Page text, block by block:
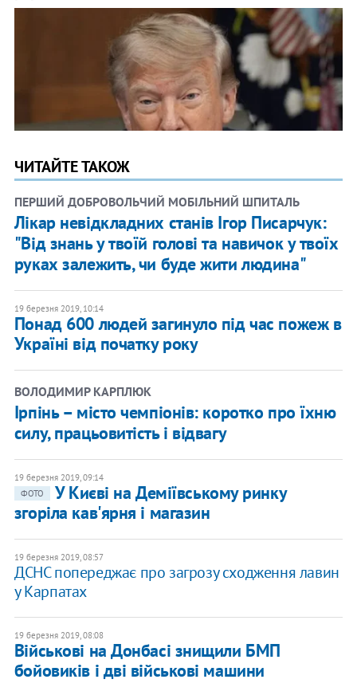
ЧИТАЙТЕ ТАКОЖ
ПЕРШИЙ ДОБРОВОЛЬЧИЙ МОБІЛЬНИЙ ШПИТАЛЬ
Лікар невідкладних станів Ігор Писарчук:
"Від знань у твоїй голові та навичок у твоїх
руках залежить, чи буде жити людина"
19 березня 2019, 10:14
Понад 600 людей загинуло під час пожеж в
Україні від початку року
ВОЛОДИМИР КАРПЛЮК
Ірпінь – місто чемпіонів: коротко про їхню
силу, працьовитість і відвагу
19 березня 2019, 09:14
ФОТО
У Києві на Деміївському ринку
згоріла кав'ярня і магазин
19 березня 2019, 08:57
ДСНС попереджає про загрозу сходження лавин
у Карпатах
19 березня 2019, 08:08
Військові на Донбасі знищили БМП
бойовиків і дві військові машини